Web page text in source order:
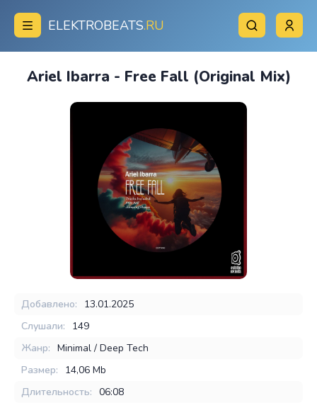
ELEKTROBEATS.RU
Ariel Ibarra - Free Fall (Original Mix)
Добавлено:
13.01.2025
Слушали:
149
Жанр: Minimal / Deep Tech
Размер:
14,06 Mb
Длительность: 06:08